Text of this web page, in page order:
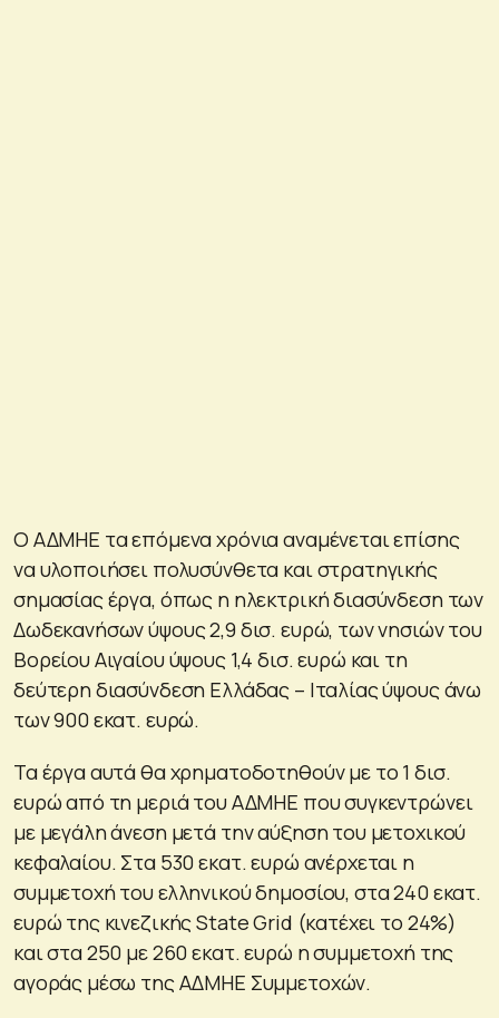
Ο ΑΔΜΗΕ τα επόμενα χρόνια αναμένεται επίσης
να υλοποιήσει πολυσύνθετα και στρατηγικής
σημασίας έργα, όπως η ηλεκτρική διασύνδεση των
Δωδεκανήσων ύψους 2,9 δισ. ευρώ, των νησιών του
Βορείου Αιγαίου ύψους 1,4 δισ. ευρώ και τη
δεύτερη διασύνδεση Ελλάδας – Ιταλίας ύψους άνω
των 900 εκατ. ευρώ.
Τα έργα αυτά θα χρηματοδοτηθούν με το 1 δισ.
ευρώ από τη μεριά του ΑΔΜΗΕ που συγκεντρώνει
με μεγάλη άνεση μετά την αύξηση του μετοχικού
κεφαλαίου. Στα 530 εκατ. ευρώ ανέρχεται η
συμμετοχή του ελληνικού δημοσίου, στα 240 εκατ.
ευρώ της κινεζικής State Grid (κατέχει το 24%)
και στα 250 με 260 εκατ. ευρώ η συμμετοχή της
αγοράς μέσω της ΑΔΜΗΕ Συμμετοχών.